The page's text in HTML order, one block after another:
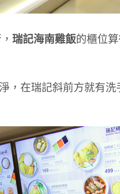
瑞記海南雞飯的櫃位
，在瑞記斜前方就有